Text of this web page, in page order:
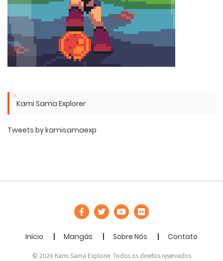
Kami Sama Explorer
Tweets by kamisamaexp
Início Mangás Sobre Nós Contato
© 2026 Kami Sama Explorer. Todos os direitos reservados